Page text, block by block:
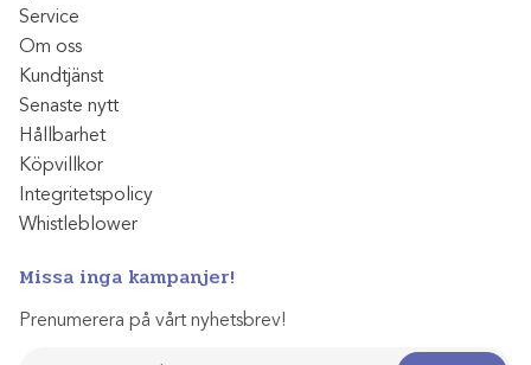
Service
Om oss
Kundtjänst
Senaste nytt
Hållbarhet
Köpvillkor
Integritetspolicy
Whistleblower
Missa inga kampanjer!
Prenumerera på vårt nyhetsbrev!